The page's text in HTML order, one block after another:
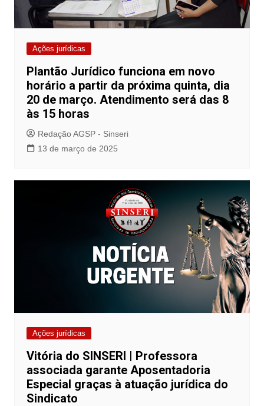
Ações jurídicas
Plantão Jurídico funciona em novo
horário a partir da próxima quinta, dia
20 de março. Atendimento será das 8
às 15 horas
Redação AGSP - Sinseri
13 de março de 2025
Ações jurídicas
Vitória do SINSERI | Professora
associada garante Aposentadoria
Especial graças à atuação jurídica do
Sindicato